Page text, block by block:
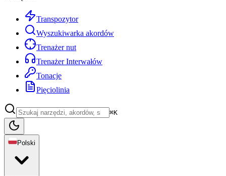
Transpozytor
Wyszukiwarka akordów
Trenażer nut
Trenażer Interwałów
Tonacje
Pięciolinia
⌘K
Polski